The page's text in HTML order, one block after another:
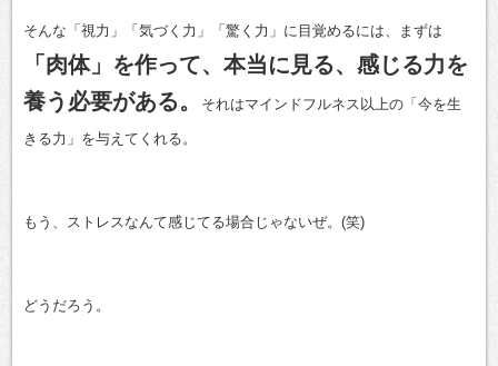
そんな「視力」「気づく力」「驚く力」に目覚めるには、まずは
「肉体」を作って、本当に見る、感じる力を
養う必要がある。
それはマインドフルネス以上の「今を生
きる力」を与えてくれる。
もう、ストレスなんて感じてる場合じゃないぜ。(笑)
どうだろう。